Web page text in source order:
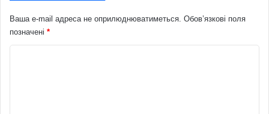
Ваша e-mail адреса не оприлюднюватиметься. Обов’язкові поля
позначені *